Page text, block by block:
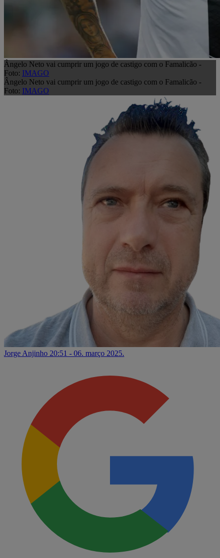
Ângelo Neto vai cumprir um jogo de castigo com o Famalicão -
Foto: IMAGO
Ângelo Neto vai cumprir um jogo de castigo com o Famalicão -
Foto: IMAGO
Jorge Anjinho 20:51 - 06. março 2025.